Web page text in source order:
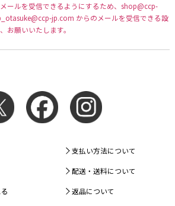
ールを受信できるようにするため、shop@ccp-
jp.com からのメールを受信できる設
お願いいたします。
支払い方法について
配送・送料について
返品について